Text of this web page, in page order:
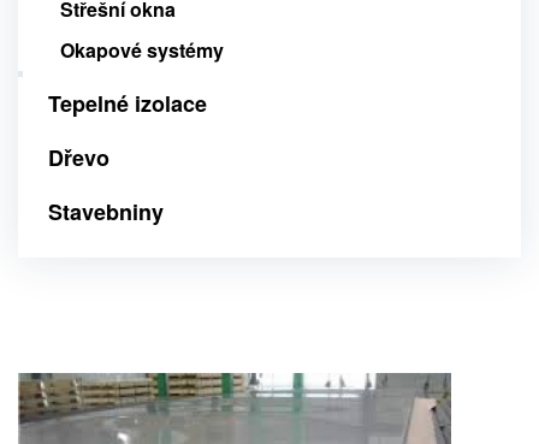
Střešní okna
Okapové systémy
Tepelné izolace
Dřevo
Stavebniny